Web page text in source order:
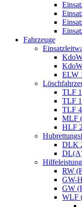
Fahrzeuge
ELW
TLF
TLF
TLF
MLF
HLF
DLK
RW
GW-
GW
WLF